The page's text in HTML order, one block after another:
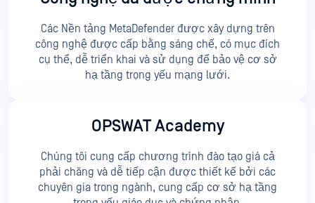
Các Nền tảng MetaDefender được xây dựng trên
công nghệ được cấp bằng sáng chế, có mục đích
cụ thể, dễ triển khai và sử dụng để bảo vệ cơ sở
hạ tầng trọng yếu mạng lưới.
OPSWAT Academy
Chúng tôi cung cấp chương trình đào tạo giá cả
phải chăng và dễ tiếp cận được thiết kế bởi các
chuyên gia trong ngành, cung cấp cơ sở hạ tầng